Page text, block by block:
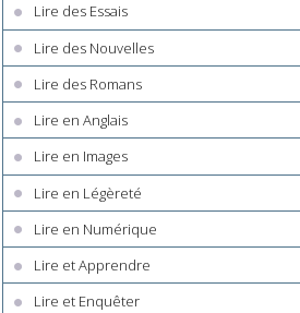
Lire des Essais
Lire des Nouvelles
Lire des Romans
Lire en Anglais
Lire en Images
Lire en Légèreté
Lire en Numérique
Lire et Apprendre
Lire et Enquêter